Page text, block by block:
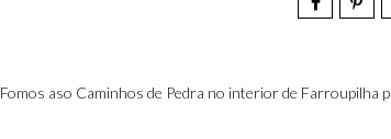
Fomos aso Caminhos de Pedra no interior de Farroupilha